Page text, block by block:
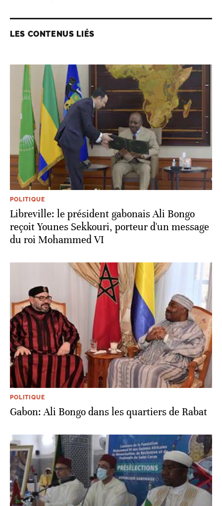
LES CONTENUS LIÉS
POLITIQUE
Libreville: le président gabonais Ali Bongo
reçoit Younes Sekkouri, porteur d'un message
du roi Mohammed VI
POLITIQUE
Gabon: Ali Bongo dans les quartiers de Rabat